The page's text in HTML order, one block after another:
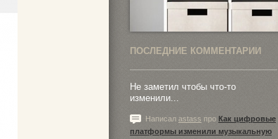
ПОСЛЕДНИЕ КОММЕНТАРИИ
Не заметил чтобы что-то
изменили...
Написал astass про Как цифровые
платформы изменили музыкальную